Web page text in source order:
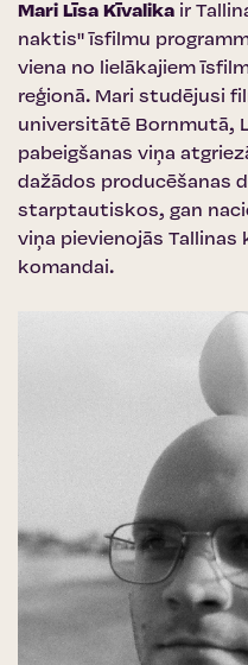
Mari Līsa Kīvalika ir
naktis" īsfilmu
viena no lielākajiem
reģionā. Mari studējusi
universitātē Bornmutā,
pabeigšanas viņa
dažādos producēšanas
starptautiskos, gan
viņa pievienojās
komandai.